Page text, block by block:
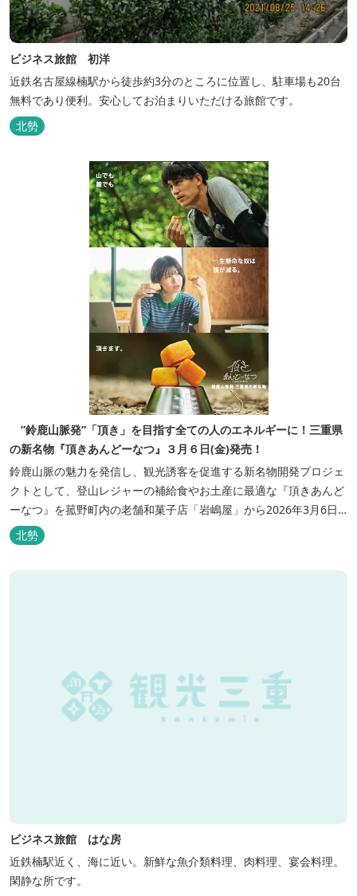
ビジネス旅館 初洋
近鉄名古屋線楠駅から徒歩約3分のところに位置し、駐車場も20台
無料であり便利。安心してお泊まりいただける旅館です。
北勢
”鈴鹿山脈発”「頂き」を目指す全ての人のエネルギーに！三重県
の新名物『頂きあんどーなつ』３月６日(金)発売！
鈴鹿山脈の魅力を発信し、観光誘客を促進する新名物開発プロジェ
クトとして、登山レジャーの補給食やお土産に最適な『頂きあんど
ーなつ』を菰野町内の老舗和菓子店「岩嶋屋」から2026年3月6日
（金）より販売を開始いたしました。 ■商品コンセプト：自分だけ
の「頂き」を目指す人を応援 「山に登る目的が人それぞれであるよ
北勢
ビジネス旅館 はな房
近鉄楠駅近く、海に近い。新鮮な魚介類料理、肉料理、宴会料理。
閑静な所です。